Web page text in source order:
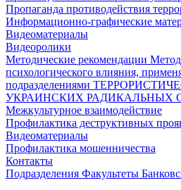
Пропаганда противодействия
Информационно-графические
Видеоматериалы
Видеоролики
Методические рекомендации
психологического влияния,
подразделениями
УКРАИНСКИХ РАДИКАЛЬНЫХ
Межкультурное взаимодействие
Профилактика деструктивных
Видеоматериалы
Профилактика мошенничества
Контакты
Подразделения Факультеты